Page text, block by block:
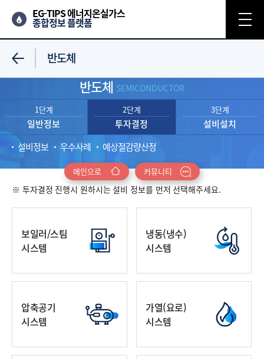
EG-TIPS 에너지온실가스
종합정보 플랫폼
반도체
반도체 SEMICONDUCTOR
1단계
일반정보
2단계
투자결정
설비정보
우수사례 예상절감량산정
3단계
설비설치
메인으로 커뮤니티
※ 투자결정 진행시 원하시는 설비 정보를 먼저 선택해주세요.
보일러/스팀
시스템
냉동(냉수)
시스템
압축공기
시스템
가열(요로)
시스템